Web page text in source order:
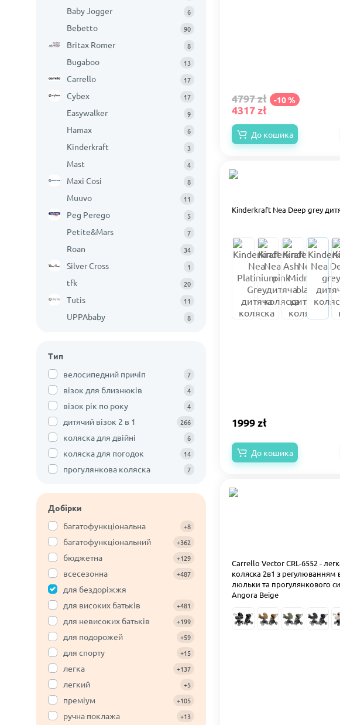
Baby Jogger 6
Bebetto 90
Britax Romer 8
Bugaboo 13
Carrello 17
Cybex 17
Easywalker 9
Hamax 6
Kinderkraft 3
Mast 4
Maxi Cosi 8
Muuvo 11
Peg Perego 5
Petite&Mars 7
Roan 34
Silver Cross 1
tfk 20
Tutis 11
UPPAbaby 8
Тип
велосипедний причіп
7
візок для близнюків 4
візок рік по року 4
дитячий візок 2 в 1 266
коляска для двійні 6
коляска для погодок 14
прогулянкова коляска 7
Добірки
багатофункціональна
+8
багатофункціональний +362
бюджетна +129
всесезонна +487
для бездоріжжя
для високих батьків
+481
для невисоких батьків +199
для подорожей +59
для спорту +15
легка +137
легкий +5
преміум +105
ручна поклажа +13
4797 zł -10 %
4317 zł
До кошика
Kinderkraft Nea Deep grey
1999 zł
До кошика
Carrello Vector CRL-6552 -
коляска 2в1 з регулюванням
люльки та прогулянкового
Angora Beige